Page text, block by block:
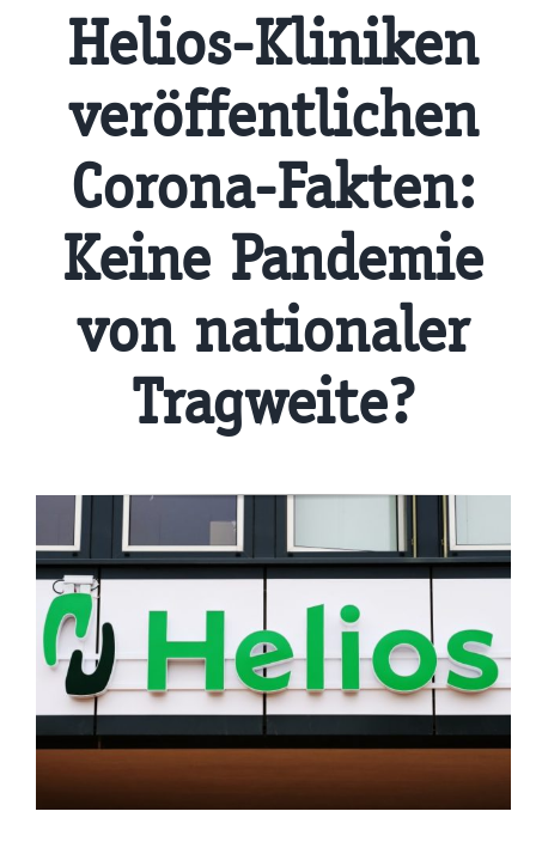
Helios-Kliniken
veröffentlichen
Corona-Fakten:
Keine Pandemie
von nationaler
Tragweite?